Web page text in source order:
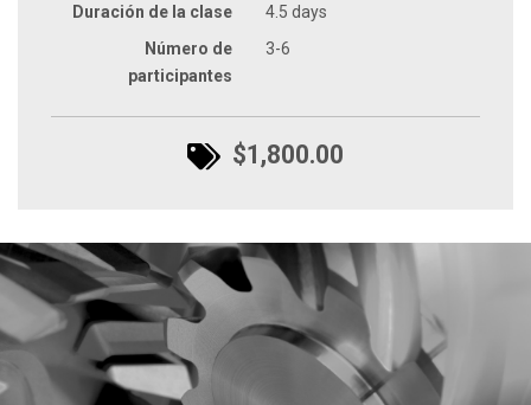
Duración de la clase
4.5 days
Número de
participantes
3-6
$1,800.00